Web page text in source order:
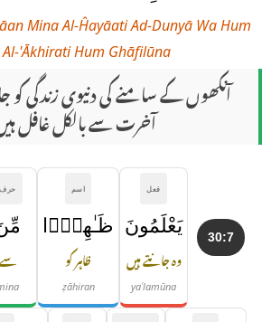
Mina Al-Ĥayāati Ad-Dunyā Wa Hum
Al-'Ākhirati Hum Ghāfilūna
آنکھوں کے سامنے کی دنیوی زندگی کو
آخرت سے بالکل غافل
30:7
فعل
يَعْلَمُونَ
وہ جانتے ہیں
yaʿlamūna
اسم
ظَـٰهِرًۭا
ظاہر کو
ẓāhiran
حرف
سے